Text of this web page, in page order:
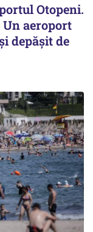
Otopeni.
Un aeroport
depășit de